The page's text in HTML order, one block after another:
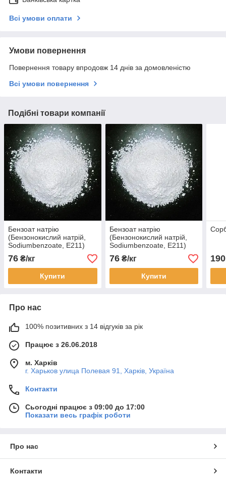
Всі умови оплати
Умови повернення
Повернення товару впродовж 14 днів за домовленістю
Всі умови повернення
Подібні товари компанії
Бензоат натрію
(Бензонокислий натрій,
Sodiumbenzoate, E211)
76 ₴/кг
Купити
Бензоат натрію
(Бензонокислий натрій,
Sodiumbenzoate, E211)
76₴/кг
Купити
Про нас
100% позитивних з 14 відгуків за рік
Працює з 26.06.2018
м. Харків
г. Харьков улица Полевая 91, Харків, Україна
Контакти
Сьогодні працює з 09:00 до 17:00
Показати весь графік роботи
Про нас
Контакти